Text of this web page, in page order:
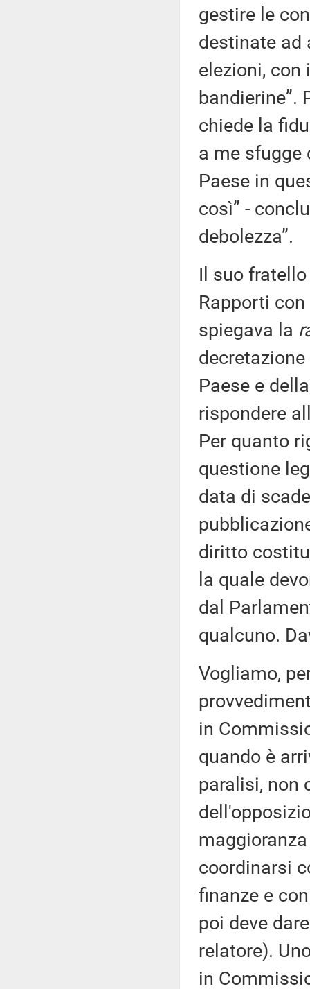
gestire le
destinate ad
elezioni,
bandierine”.
chiede la
a me sfugge
Paese in
così” -
debolezza”.
Il suo
Rapporti
spiegava la
Paese e
rispondere
Per quanto
questione
data di
diritto
la quale
dal
qualcuno.
Vogliamo,
in
quando è
paralisi, non
coordinarsi
finanze e
poi deve
relatore).
in